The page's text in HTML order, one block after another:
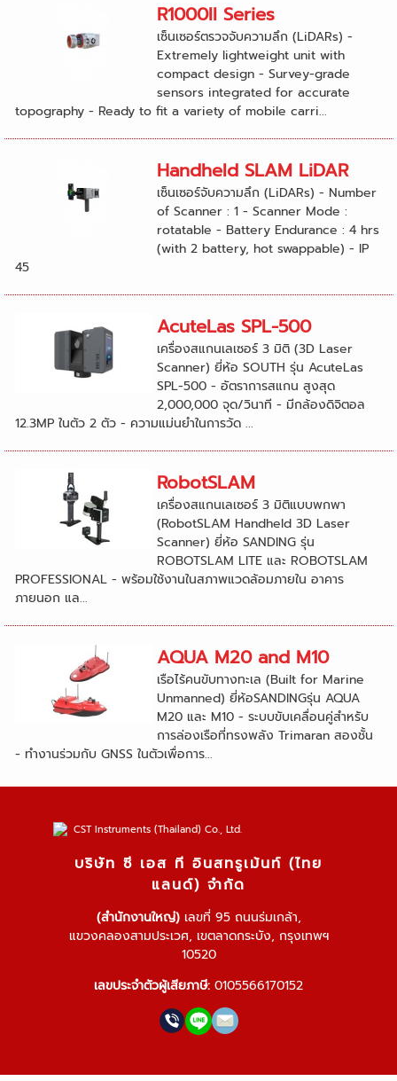
R1000II Series
เซ็นเซอร์ตรวจจับความลึก (LiDARs) -
Extremely lightweight unit with
compact design - Survey-grade
sensors integrated for accurate
topography - Ready to fit a variety of mobile carri...
Handheld SLAM LiDAR
เซ็นเซอร์จับความลึก (LiDARs) - Number
of Scanner : 1 - Scanner Mode :
rotatable - Battery Endurance : 4 hrs
(with 2 battery, hot swappable) - IP
45
AcuteLas SPL-500
เครื่องสแกนเลเซอร์ 3 มิติ (3D Laser
Scanner) ยี่ห้อ SOUTH รุ่น AcuteLas
SPL-500 - อัตราการสแกน สูงสุด
2,000,000 จุด/วินาที - มีกล้องดิจิตอล
12.3MP ในตัว 2 ตัว - ความแม่นยำในการวัด ...
RobotSLAM
เครื่องสแกนเลเซอร์ 3 มิติแบบพกพา
(RobotSLAM Handheld 3D Laser
Scanner) ยี่ห้อ SANDING รุ่น
ROBOTSLAM LITE และ ROBOTSLAM
PROFESSIONAL - พร้อมใช้งานในสภาพแวดล้อมภายใน อาคาร
ภายนอก แล...
AQUA M20 and M10
เรือไร้คนขับทางทะเล (Built for Marine
Unmanned) ยี่ห้อSANDINGรุ่น AQUA
M20 และ M10 - ระบบขับเคลื่อนคู่สำหรับ
การล่องเรือที่ทรงพลัง Trimaran สองชั้น
- ทำงานร่วมกับ GNSS ในตัวเพื่อการ...
บริษัท ซี เอส ที อินสทรูเม้นท์ (ไทย
แลนด์) จำกัด
(สำนักงานใหญ่)เลขที่ 95 ถนนร่มเกล้า,
แขวงคลองสามประเวศ, เขตลาดกระบัง, กรุงเทพฯ
10520
เลขประจำตัวผู้เสียภาษี: 0105566170152